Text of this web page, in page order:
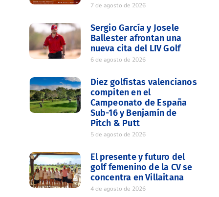
7 de agosto de 2026
Sergio García y Josele
Ballester afrontan una
nueva cita del LIV Golf
6 de agosto de 2026
Diez golfistas valencianos
compiten en el
Campeonato de España
Sub-16 y Benjamín de
Pitch & Putt
5 de agosto de 2026
El presente y futuro del
golf femenino de la CV se
concentra en Villaitana
4 de agosto de 2026